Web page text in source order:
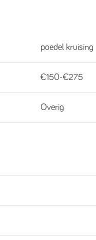
poedel kruising
€150-€275
Overig